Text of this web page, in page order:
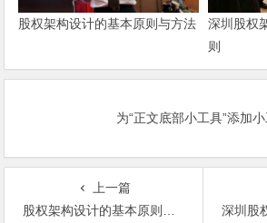
股权架构设计的基本原则与方法
深圳股权
则
为“正文底部小工具”添加
上一篇
股权架构设计的基本原则与方法
深圳股权